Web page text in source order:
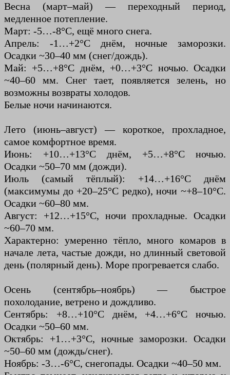
Весна (март–май) — переходный период,
медленное потепление.
Март: -5…-8°C, ещё много снега.
Апрель: -1…+2°C днём, ночные заморозки.
Осадки ~30–40 мм (снег/дождь).
Май: +5…+8°C днём, +0…+3°C ночью. Осадки
~40–60 мм. Снег тает, появляется зелень, но
возможны возвраты холодов.
Белые ночи начинаются.
Лето (июнь–август) — короткое, прохладное,
самое комфортное время.
Июнь: +10…+13°C днём, +5…+8°C ночью.
Осадки ~50–70 мм (дожди).
Июль (самый тёплый): +14…+16°C днём
(максимумы до +20–25°C редко), ночи ~+8–10°C.
Осадки ~60–80 мм.
Август: +12…+15°C, ночи прохладные. Осадки
~60–70 мм.
Характерно: умеренно тёпло, много комаров в
начале лета, частые дожди, но длинный световой
день (полярный день). Море прогревается слабо.
Осень (сентябрь–ноябрь) — быстрое
похолодание, ветрено и дождливо.
Сентябрь: +8…+10°C днём, +4…+6°C ночью.
Осадки ~50–60 мм.
Октябрь: +1…+3°C, ночные заморозки. Осадки
~50–60 мм (дождь/снег).
Ноябрь: -3…-6°C, снегопады. Осадки ~40–50 мм.